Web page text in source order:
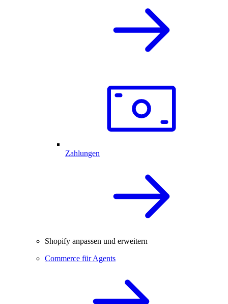
Zahlungen
Shopify anpassen und erweitern
Commerce für Agents